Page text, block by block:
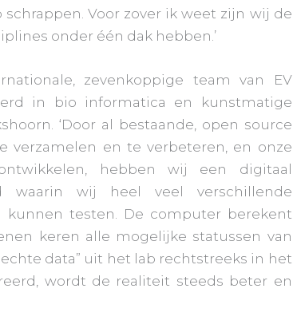
Voor zover ik weet zijn wij de
onder één dak hebben.’
zevenkoppige team van EV
in bio informatica en kunstmatige
‘Door al bestaande, open source
verzamelen en te verbeteren, en onze
hebben wij een digitaal
waarin wij heel veel verschillende
kunnen testen. De computer berekent
keren alle mogelijke statussen van
data” uit het lab rechtstreeks in het
wordt de realiteit steeds beter en